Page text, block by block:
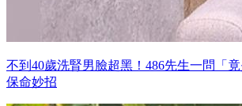
不到40歲洗腎男臉超黑！486先生一問「
保命妙招